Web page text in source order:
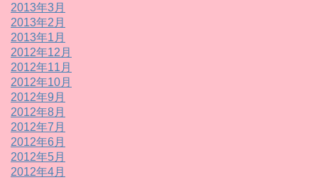
2013年3月
2013年2月
2013年1月
2012年12月
2012年11月
2012年10月
2012年9月
2012年8月
2012年7月
2012年6月
2012年5月
2012年4月